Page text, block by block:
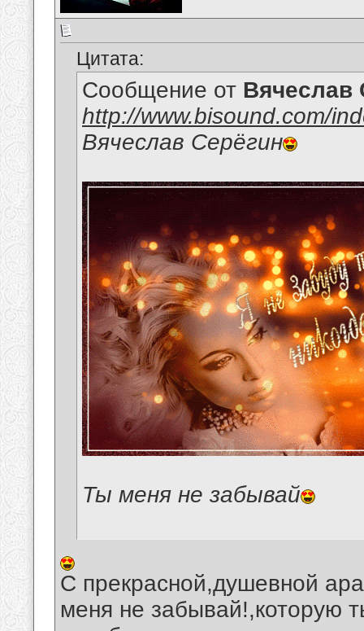
Цитата:
Сообщение от Вячеслав
http://www.bisound.com/
Вячеслав Серёгин
Ты меня не забывай
С прекрасной,душевной
меня не забывай!,которую